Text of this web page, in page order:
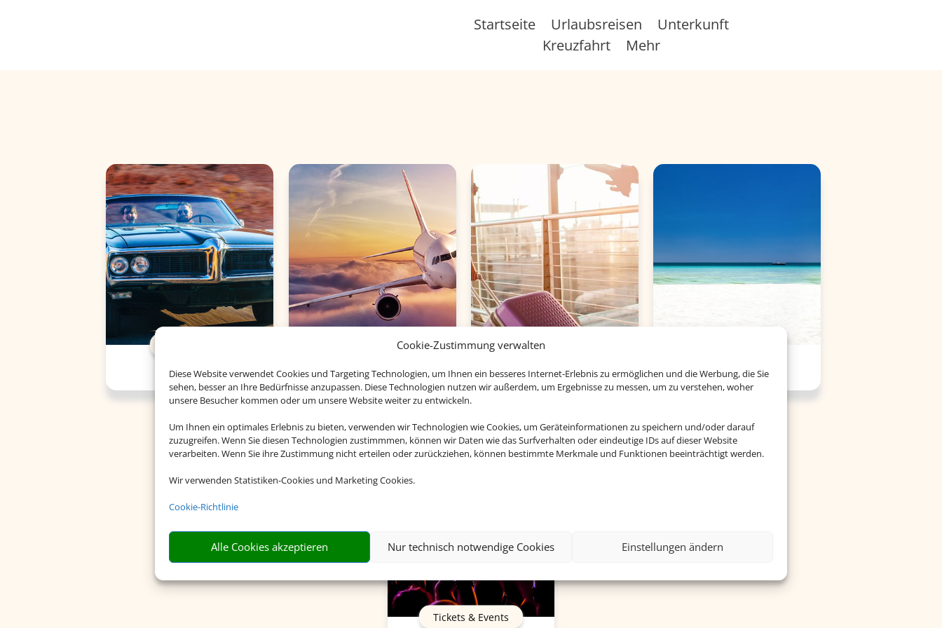
Cookie-Zustimmung verwalten
Diese Website verwendet Cookies und Targeting Technologien, um Ihnen ein besseres Internet-Erlebnis zu ermöglichen und die Werbung, die Sie
sehen, besser an Ihre Bedürfnisse anzupassen. Diese Technologien nutzen wir außerdem, um Ergebnisse zu messen, um zu verstehen, woher
unsere Besucher kommen oder um unsere Website weiter zu entwickeln.
Um Ihnen ein optimales Erlebnis zu bieten, verwenden wir Technologien wie Cookies, um Geräteinformationen zu speichern und/oder darauf
zuzugreifen. Wenn Sie diesen Technologien zustimmmen, können wir Daten wie das Surfverhalten oder eindeutige IDs auf dieser Website
verarbeiten. Wenn Sie ihre Zustimmung nicht erteilen oder zurückziehen, können bestimmte Merkmale und Funktionen beeinträchtigt werden.
Wir verwenden Statistiken-Cookies und Marketing Cookies.
Cookie-Richtlinie
Alle Cookies akzeptieren Nur technisch notwendige Cookies Einstellungen ändern
Startseite Urlaubsreisen
Unterkunft
Kreuzfahrt
Mehr
Charterflug Flughafenparken
Tickets & Events